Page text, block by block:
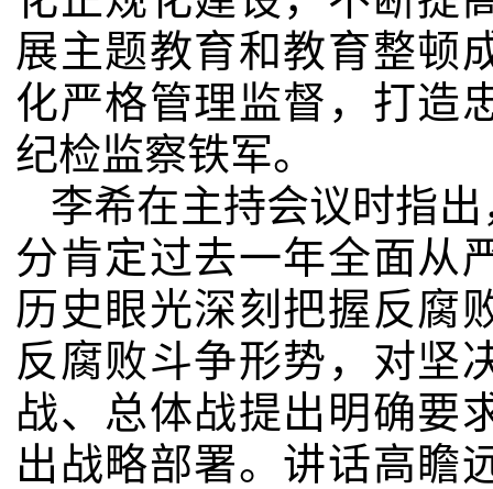
展主题教育和教育整顿
化严格管理监督，打造
纪检监察铁军。
李希在主持会议时指
分肯定过去一年全面从
历史眼光深刻把握反腐
反腐败斗争形势，对坚
战、总体战提出明确要
出战略部署。讲话高瞻